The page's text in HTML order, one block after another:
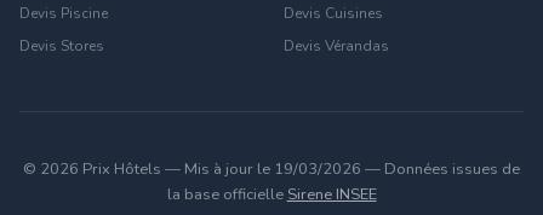
Devis Piscine
Devis Cuisines
Devis Stores
Devis Vérandas
© 2026 Prix Hôtels — Mis à jour le 19/03/2026 — Données issues de
la base officielle Sirene INSEE